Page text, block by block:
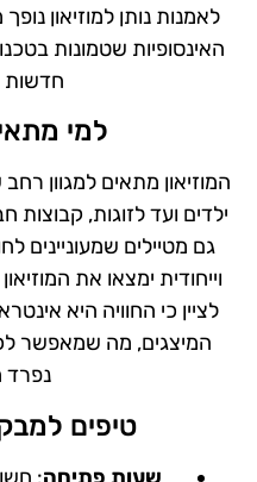
לאמנות נותן למוזיאון
האינסופיות שטמונות
חדשות
למי
המוזיאון מתאים למגוון
ילדים ועד לזוגות, קבוצות
גם מטיילים שמעוניינים
וייחודית ימצאו את
לציין כי החוויה היא
המיצגים, מה שמאפשר
נפרד
טיפים